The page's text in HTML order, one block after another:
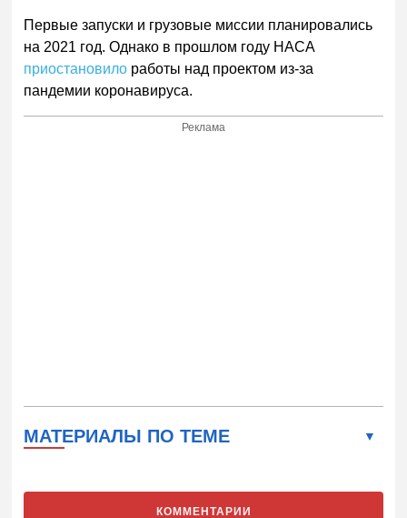
Первые запуски и грузовые миссии планировались
на 2021 год. Однако в прошлом году НАСА
приостановило работы над проектом из-за
пандемии коронавируса.
Реклама
МАТЕРИАЛЫ ПО ТЕМЕ
КОММЕНТАРИИ